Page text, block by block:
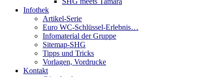
Infothek
Artikel-Serie
Euro WC-Schlüssel-Erlebnis…
Infomaterial der Gruppe
Sitemap-SHG
Tipps und Tricks
Vorlagen, Vordrucke
Kontakt